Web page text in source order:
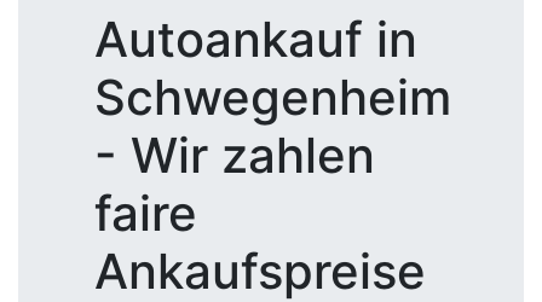
Autoankauf in
Schwegenheim
- Wir zahlen
faire
Ankaufspreise